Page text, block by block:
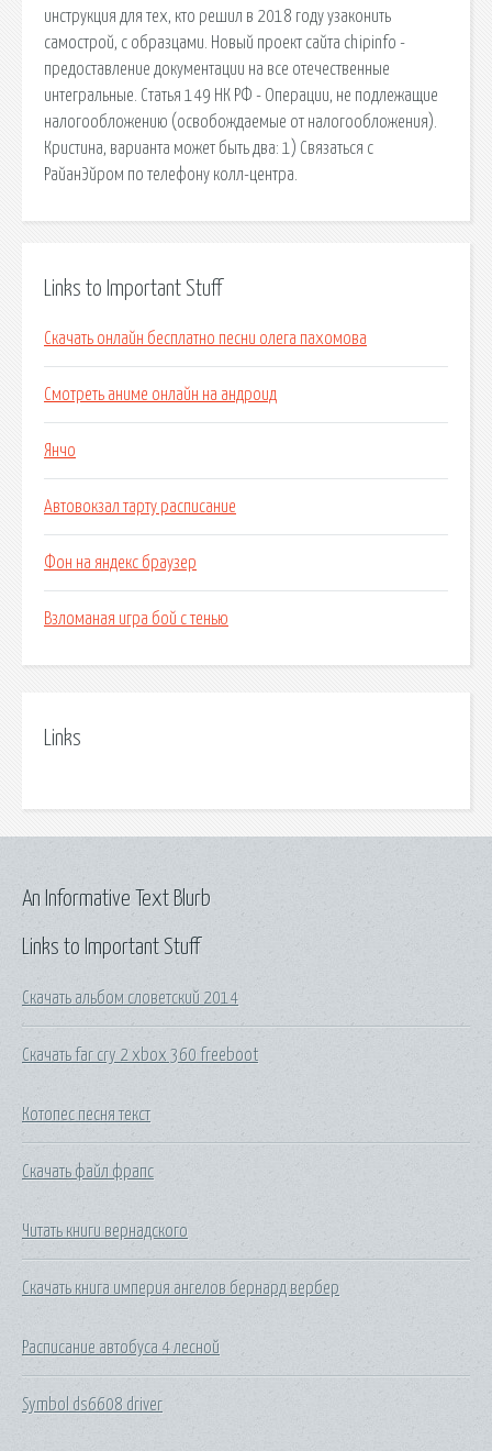
инструкция для тех, кто решил в 2018 году узаконить
самострой, с образцами. Новый проект сайта chipinfo -
предоставление документации на все отечественные
интегральные. Статья 149 НК РФ - Операции, не подлежащие
налогообложению (освобождаемые от налогообложения).
Кристина, варианта может быть два: 1) Связаться с
РайанЭйром по телефону колл-центра.
Links to Important Stuff
Скачать онлайн бесплатно песни олега пахомова
Смотреть аниме онлайн на андроид
Янчо
Автовокзал тарту расписание
Фон на яндекс браузер
Взломаная игра бой с тенью
Links
Links to Important Stuff
Скачать альбом словетский 2014
Скачать far cry 2 xbox 360 freeboot
Котопес песня текст
Скачать файл фрапс
Читать книги вернадского
Скачать книга империя ангелов бернард вербер
Расписание автобуса 4 лесной
Symbol ds6608 driver
An Informative Text Blurb